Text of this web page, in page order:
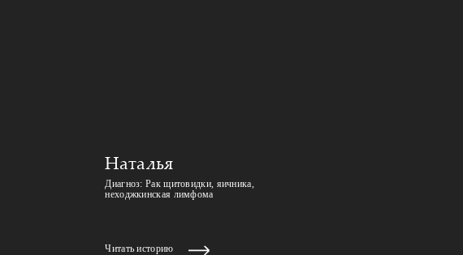
Наталья
Диагноз: Рак щитовидки, яичника,
неходжкинская лимфома
Читать историю